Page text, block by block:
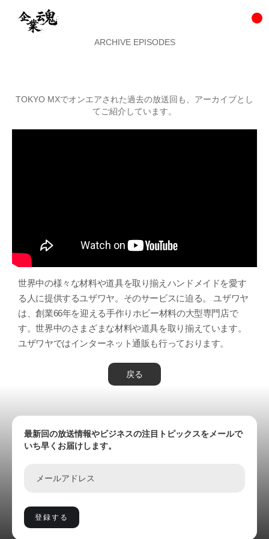
ARCHIVE EPISODES
TOKYO MXでオンエアされた過去の放送回も、アーカイブとし
てご紹介しています。
世界中の様々な材料や道具を取り揃えハンドメイドを愛す
る人に提供するユザワヤ。そのサービスに迫る。 ユザワヤ
は、創業66年を迎える手作りホビー材料の大型専門店で
す。世界中のさまざまな材料や道具を取り揃えています。
ユザワヤではインターネット通販も行っております。
戻る
最新回の放送情報やビジネスの注目トピックスをメールで
いち早くお届けします。